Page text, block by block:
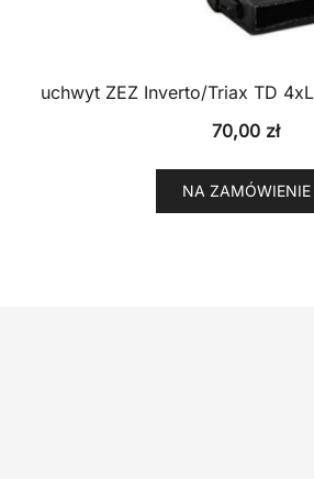
uchwyt ZEZ Inverto/Triax TD
70,00 zł
NA ZAMÓWIENIE